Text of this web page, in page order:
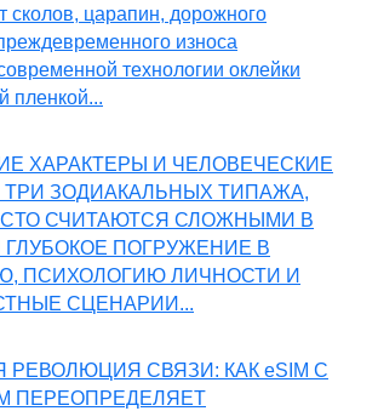
сколов, царапин, дорожного
износа
технологии оклейки
пленкой...
ХАРАКТЕРЫ И ЧЕЛОВЕЧЕСКИЕ
ТРИ ЗОДИАКАЛЬНЫХ ТИПАЖА,
СЧИТАЮТСЯ СЛОЖНЫМИ В
ПОГРУЖЕНИЕ В
ПСИХОЛОГИЮ ЛИЧНОСТИ И
СЦЕНАРИИ...
РЕВОЛЮЦИЯ СВЯЗИ: КАК eSIM С
ПЕРЕОПРЕДЕЛЯЕТ